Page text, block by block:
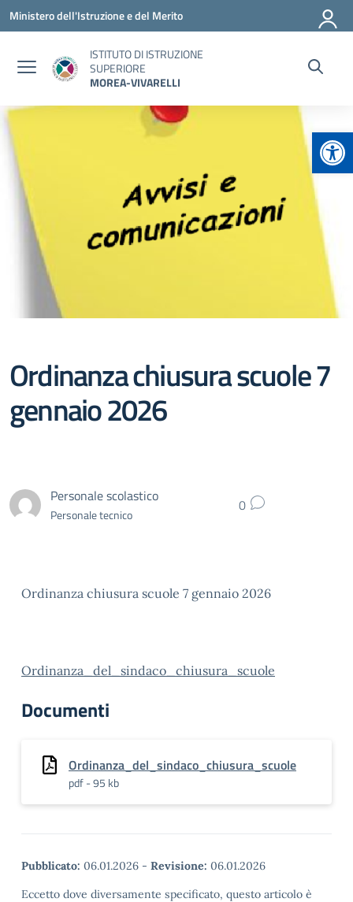
Vai ai contenuti
Vai al menu di navigazione
Vai al footer
Ministero dell'Istruzione e del Merito
ISTITUTO DI ISTRUZIONE
SUPERIORE
MOREA-VIVARELLI
Ordinanza chiusura scuole 7
gennaio 2026
Personale scolastico
Personale tecnico 0
Ordinanza chiusura scuole 7 gennaio 2026
Ordinanza_del_sindaco_chiusura_scuole
Documenti
Ordinanza_del_sindaco_chiusura_scuole
pdf - 95 kb
Pubblicato: 06.01.2026 - Revisione: 06.01.2026
Eccetto dove diversamente specificato, questo articolo è